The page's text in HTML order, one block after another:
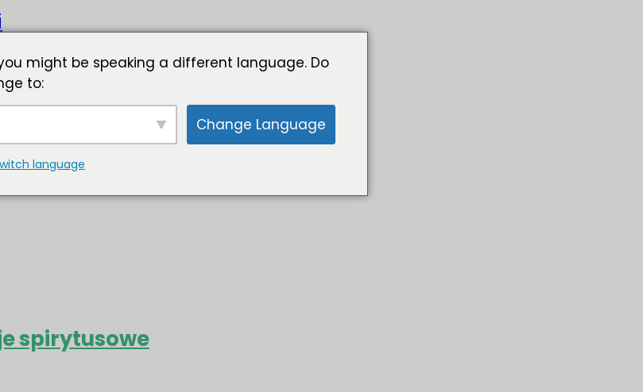
spirytusowe
might be speaking a different language. Do
to:
Change Language
language